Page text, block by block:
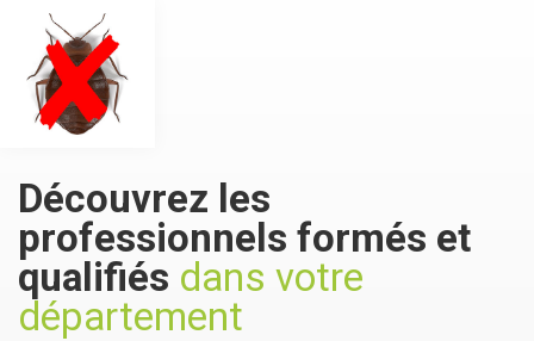
Découvrez les
professionnels formés et
qualifiés dans votre
département